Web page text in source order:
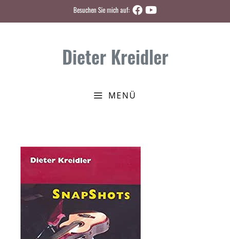
Besuchen Sie mich auf:
Dieter Kreidler
MENÜ